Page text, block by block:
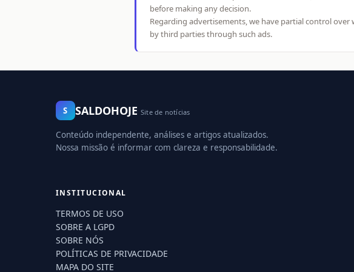
before making any decision.
Regarding advertisements, we have partial control
by third parties through such ads.
S SALDOHOJE Site de notícias
Conteúdo independente, análises e artigos atualizados.
Nossa missão é informar com clareza e responsabilidade.
INSTITUCIONAL
TERMOS DE USO
SOBRE A LGPD
SOBRE NÓS
POLÍTICAS DE PRIVACIDADE
MAPA DO SITE